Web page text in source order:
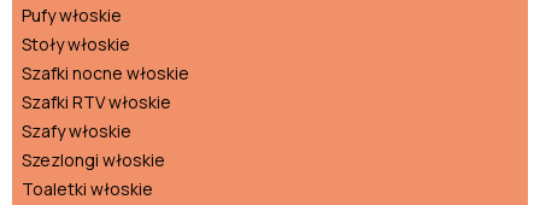
Pufy włoskie
Stoły włoskie
Szafki nocne włoskie
Szafki RTV włoskie
Szafy włoskie
Szezlongi włoskie
Toaletki włoskie